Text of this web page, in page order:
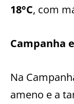
18°C, com
Campanha
Na
ameno e a